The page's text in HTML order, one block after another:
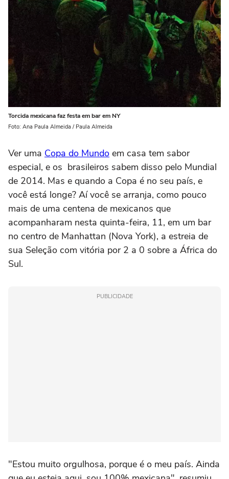
Torcida mexicana faz festa em bar em NY
Foto: Ana Paula Almeida / Paula Almeida
Ver uma Copa do Mundo em casa tem sabor
especial, e os brasileiros sabem disso pelo Mundial
de 2014. Mas e quando a Copa é no seu país, e
você está longe? Aí você se arranja, como pouco
mais de uma centena de mexicanos que
acompanharam nesta quinta-feira, 11, em um bar
no centro de Manhattan (Nova York), a estreia de
sua Seleção com vitória por 2 a 0 sobre a África do
Sul.
PUBLICIDADE
"Estou muito orgulhosa, porque é o meu país. Ainda